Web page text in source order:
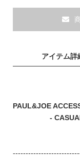
アイテム詳
PAUL&JOE
- CASUAL /